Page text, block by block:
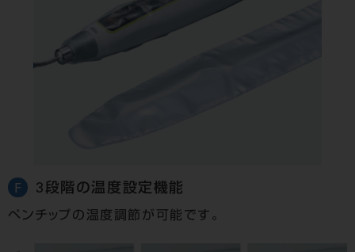
F 3段階の温度設定機能
ペンチップの温度調節が可能です。